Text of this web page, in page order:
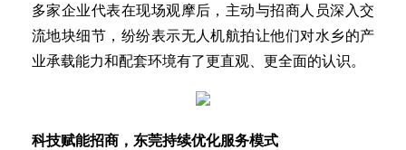
多家企业代表在现场观摩后，主动与招商人员深入交
流地块细节，纷纷表示无人机航拍让他们对水乡的产
业承载能力和配套环境有了更直观、更全面的认识。
科技赋能招商，东莞持续优化服务模式